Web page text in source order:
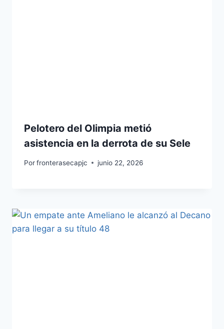
Pelotero del Olimpia metió
asistencia en la derrota de su Sele
Porfronterasecapjc junio 22, 2026